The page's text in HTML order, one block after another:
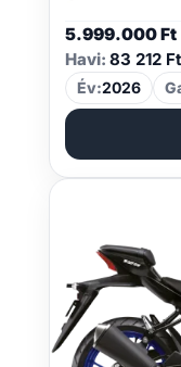
5.999.000Ft
Havi: 83 212 Ft
Év:2026